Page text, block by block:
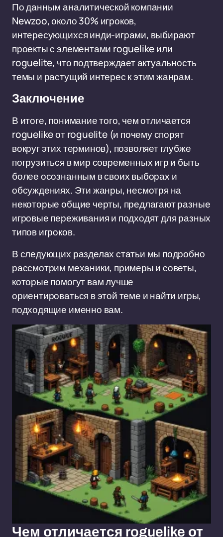
По данным аналитической компании
Newzoo, около 30% игроков,
интересующихся инди-играми, выбирают
проекты с элементами roguelike или
roguelite, что подтверждает актуальность
темы и растущий интерес к этим жанрам.
Заключение
В итоге, понимание того, чем отличается
roguelike от roguelite (и почему спорят
вокруг этих терминов), позволяет глубже
погрузиться в мир современных игр и быть
более осознанным в своих выборах и
обсуждениях. Эти жанры, несмотря на
некоторые общие черты, предлагают разные
игровые переживания и подходят для разных
типов игроков.
В следующих разделах статьи мы подробно
рассмотрим механики, примеры и советы,
которые помогут вам лучше
ориентироваться в этой теме и найти игры,
подходящие именно вам.
Чем отличается roguelike от